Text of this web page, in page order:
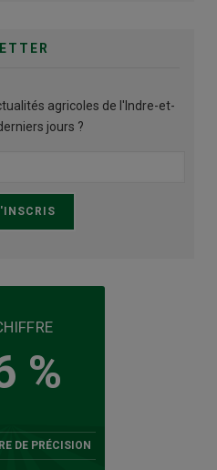
agricoles de l'Indre-et-
jours ?
%
DE PRÉCISION